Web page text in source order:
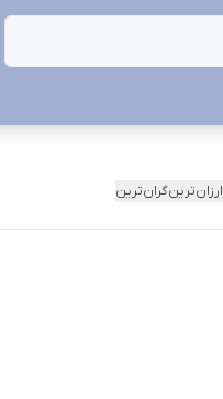
ارزان‌ترینگران‌ترین